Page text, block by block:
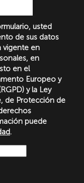
usted
de sus datos
vigente en
en
en el
Europeo y
y la Ley
de Protección de
puede
.